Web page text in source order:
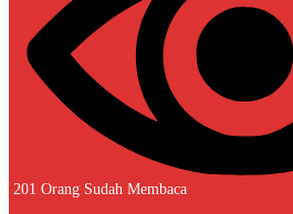
201 Orang Sudah Membaca